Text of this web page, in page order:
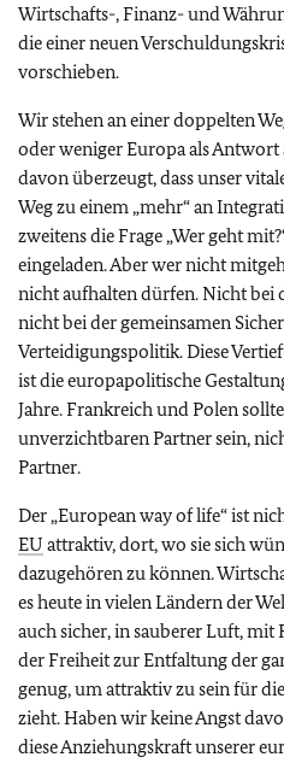
Wirtschafts-, Finanz- und
die einer neuen
vorschieben.
Wir stehen an einer doppelten
oder weniger Europa als Antwort
davon überzeugt, dass unser
Weg zu einem „mehr“ an
zweitens die Frage „Wer geht
eingeladen. Aber wer nicht
nicht aufhalten dürfen. Nicht bei
nicht bei der gemeinsamen
Verteidigungspolitik. Diese
ist die europapolitische
Jahre. Frankreich und Polen
unverzichtbaren Partner sein,
Partner.
Der „European way of life“ ist
EU attraktiv, dort, wo sie sich
dazugehören zu können.
es heute in vielen Ländern der
auch sicher, in sauberer Luft, mit
der Freiheit zur Entfaltung der
genug, um attraktiv zu sein für
zieht. Haben wir keine Angst
diese Anziehungskraft unserer